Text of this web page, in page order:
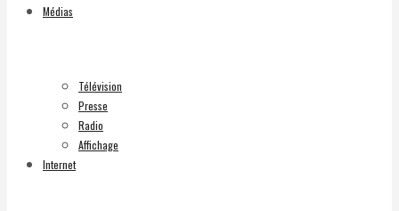
Médias
Télévision
Presse
Radio
Affichage
Internet